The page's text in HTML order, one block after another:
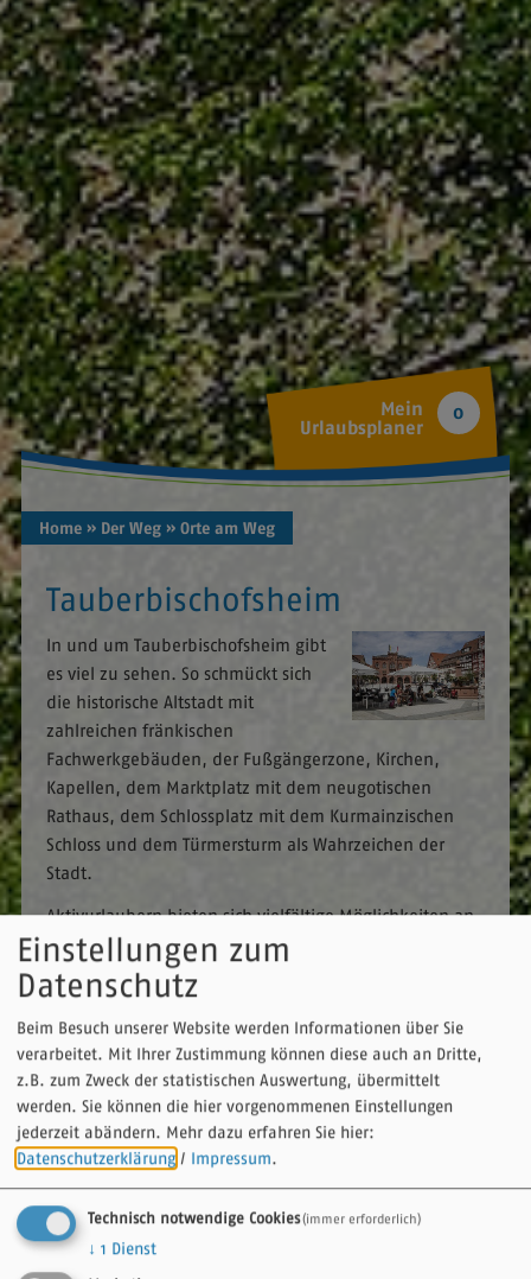
Mein
Urlaubsplaner
0
Home » Der Weg » Orte am Weg
Tauberbischofsheim
In und um Tauberbischofsheim gibt
es viel zu sehen. So schmückt sich
die historische Altstadt mit
zahlreichen fränkischen
Fachwerkgebäuden, der Fußgängerzone, Kirchen,
Kapellen, dem Marktplatz mit dem neugotischen
Rathaus, dem Schlossplatz mit dem Kurmainzischen
Schloss und dem Türmersturm als Wahrzeichen der
Stadt.
Aktivurlaubern bieten sich vielfältige Möglichkeiten an
Rad- und Wanderwegen. Für jeden ist etwas dabei, die
Stadt und die Region lassen sich mit ihren zahlreichen
Sehenswürdigkeiten in beeindruckender Weise
entdecken. Museumsbesuche und Veranstaltungen
runden den abwechslungsreichen Urlaub ab.
Die genussvollste Art, tauberfränkische Kultur zu
erleben, bieten die Weine aus dem städtischen Rebgut
Edelberg, Biere aus der heimischen Distelhäuser
Brauerei und leckere Speisen aus regionalen
Produkten.
Zahlreiche Hotels, Gasthäuser, Ferienwohnungen und
Einstellungen zum
Datenschutz
Beim Besuch unserer Website werden Informationen über Sie
verarbeitet. Mit Ihrer Zustimmung können diese auch an Dritte,
z.B. zum Zweck der statistischen Auswertung, übermittelt
werden. Sie können die hier vorgenommenen Einstellungen
jederzeit abändern. Mehr dazu erfahren Sie hier:
Datenschutzerklärung / Impressum.
Technisch notwendige Cookies(immer erforderlich)
↓ 1 Dienst